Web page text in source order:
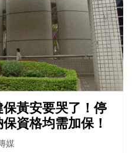
保黃安要哭了！停
資格均需加保！
媒